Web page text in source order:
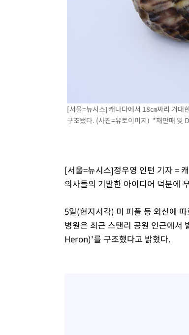
낮 최고 37도 찜통더위…곳곳 소나기·강원 많
SK하이닉스, 용인·청주 팹에 54조 투자…"AI
여자배구 이재영·이다영 자매, 아제르바이잔
외국인 심판 성 접대 7경기 들여다보니…한국
[속보] 노원서 40.1도 관측…서울, 2018년 이
[속보]종합특검, '계엄 수용공간 확보' 신용해 前교
[서울=뉴시스] 캐나다에서 18㎝짜리 거대
구조됐다. (사진=유토이미지) *재판매 및
[서울=뉴시스]정우영 인턴 기자 =
의사들의 기발한 아이디어 덕분에
5일(현지시각) 미 피플 등 외신에
병원은 최근 스탠리 공원 인근에
Heron)'를 구조했다고 밝혔다.